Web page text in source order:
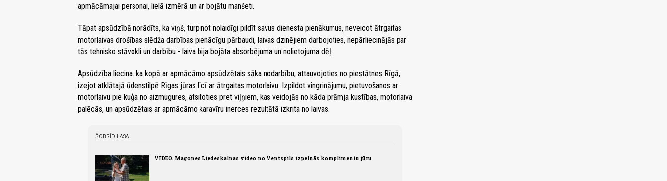
apmācāmajai personai, lielā izmērā un ar bojātu manšeti.
Tāpat apsūdzībā norādīts, ka viņš, turpinot nolaidīgi pildīt savus dienesta pienākumus, neveicot ātrgaitas
motorlaivas drošības slēdža darbības pienācīgu pārbaudi, laivas dzinējiem darbojoties, nepārliecinājās par
tās tehnisko stāvokli un darbību - laiva bija bojāta absorbējuma un nolietojuma dēļ.
Apsūdzība liecina, ka kopā ar apmācāmo apsūdzētais sāka nodarbību, attauvojoties no piestātnes Rīgā,
izejot atklātajā ūdenstilpē Rīgas jūras līcī ar ātrgaitas motorlaivu. Izpildot vingrinājumu, pietuvošanos ar
motorlaivu pie kuģa no aizmugures, atsitoties pret viļņiem, kas veidojās no kāda prāmja kustības, motorlaiva
palēcās, un apsūdzētais ar apmācāmo karavīru inerces rezultātā izkrita no laivas.
ŠOBRĪD LASA
VIDEO. Magones Liedeskalnas video no Ventspils izpelnās komplimentu jūru